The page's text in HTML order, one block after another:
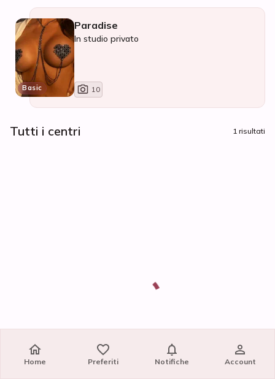
Basic
Paradise
In studio privato
10
Tutti i centri 1 risultati
Home Preferiti Notifiche Account